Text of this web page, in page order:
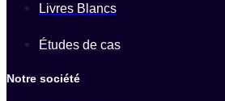
Livres Blancs
Études de cas
Notre société